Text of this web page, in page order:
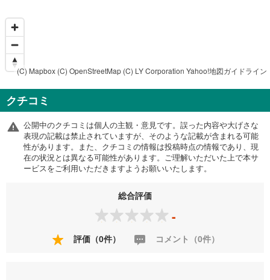
(C) Mapbox (C) OpenStreetMap (C) LY Corporation Yahoo!地図ガイドライン
クチコミ
公開中のクチコミは個人の主観・意見です。誤った内容や大げさな
表現の記載は禁止されていますが、そのような記載が含まれる可能
性があります。また、クチコミの情報は投稿時点の情報であり、現
在の状況とは異なる可能性があります。ご理解いただいた上で本サ
ービスをご利用いただきますようお願いいたします。
総合評価
-
評価（0件） コメント（0件）